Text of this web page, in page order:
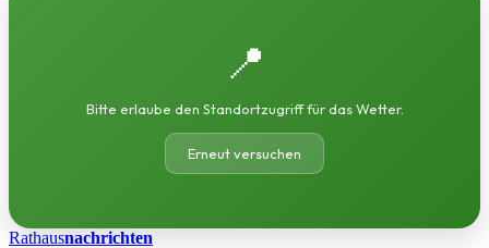
📍
Bitte erlaube den Standortzugriff für das Wetter.
Erneut versuchen
Rathausnachrichten